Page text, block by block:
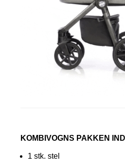
KOMBIVOGNS PAKKEN
1 stk. stel